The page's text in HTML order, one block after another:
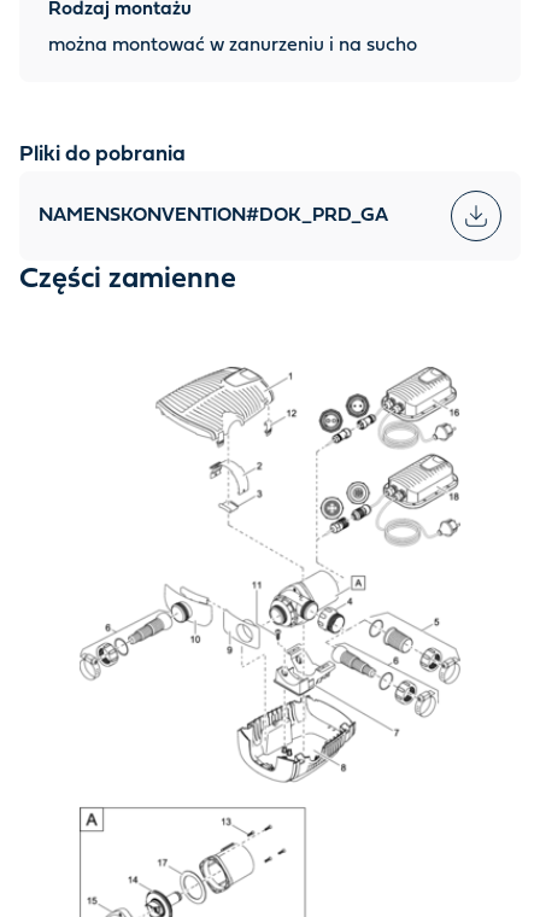
Rodzaj montażu
można montować w zanurzeniu i na sucho
Pliki do pobrania
NAMENSKONVENTION#DOK_PRD_GA
Części zamienne